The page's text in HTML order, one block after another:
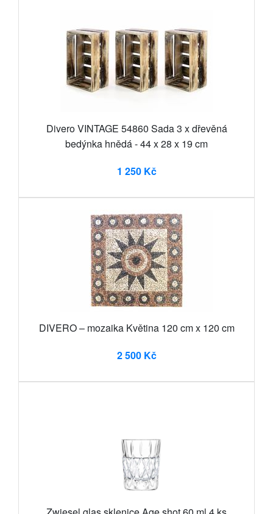
Divero VINTAGE 54860 Sada 3 x dřevěná
bedýnka hnědá - 44 x 28 x 19 cm
1 250 Kč
DIVERO – mozaika Květina 120 cm x 120 cm
2 500 Kč